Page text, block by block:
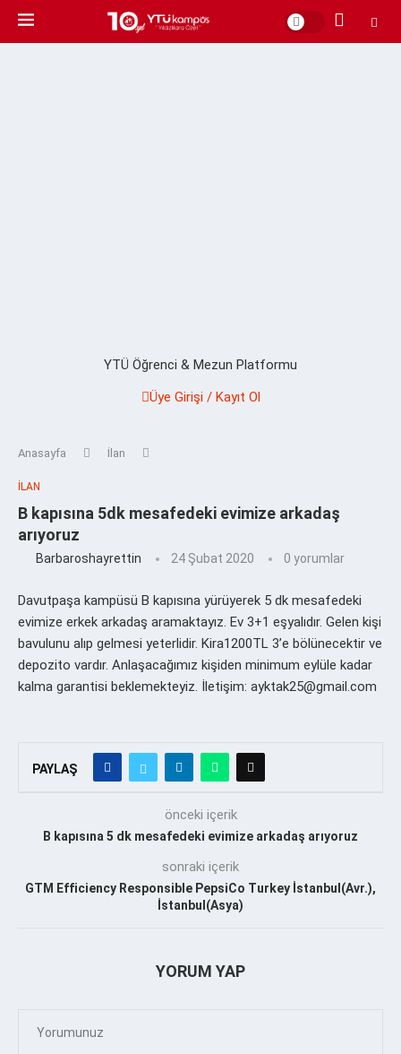
YTÜ Öğrenci & Mezun Platformu
Üye Girişi / Kayıt Ol
Anasayfa İlan
İLAN
B kapısına 5dk mesafedeki evimize arkadaş
arıyoruz
Barbaroshayrettin 24 Şubat 2020 0 yorumlar
Davutpaşa kampüsü B kapısına yürüyerek 5 dk mesafedeki
evimize erkek arkadaş aramaktayız. Ev 3+1 eşyalıdır. Gelen kişi
bavulunu alıp gelmesi yeterlidir. Kira1200TL 3’e bölünecektir ve
depozito vardır. Anlaşacağımız kişiden minimum eylüle kadar
kalma garantisi beklemekteyiz. İletişim: ayktak25@gmail.com
PAYLAŞ
önceki içerik
B kapısına 5 dk mesafedeki evimize arkadaş arıyoruz
sonraki içerik
GTM Efficiency Responsible PepsiCo Turkey İstanbul(Avr.),
İstanbul(Asya)
YORUM YAP